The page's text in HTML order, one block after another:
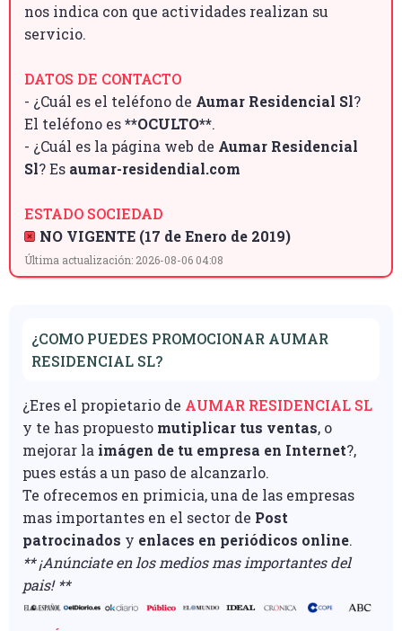
nos indica con que actividades realizan su
servicio.
DATOS DE CONTACTO
- ¿Cuál es el teléfono de Aumar Residencial Sl?
El teléfono es**OCULTO**.
- ¿Cuál es la página web de Aumar Residencial
Sl? Es aumar-residendial.com
ESTADO SOCIEDAD
NO VIGENTE (17 de Enero de 2019)
Última actualización: 2026-08-06 04:08
¿COMO PUEDES PROMOCIONAR AUMAR
RESIDENCIAL SL?
¿Eres el propietario de AUMAR RESIDENCIAL SL
y te has propuesto mutiplicar tus ventas, o
mejorar la imágen de tu empresa en Internet?,
pues estás a un paso de alcanzarlo.
Te ofrecemos en primicia, una de las empresas
mas importantes en el sector de Post
patrocinados y enlaces en periódicos online.
** ¡Anúnciate en los medios mas importantes del
pais! **